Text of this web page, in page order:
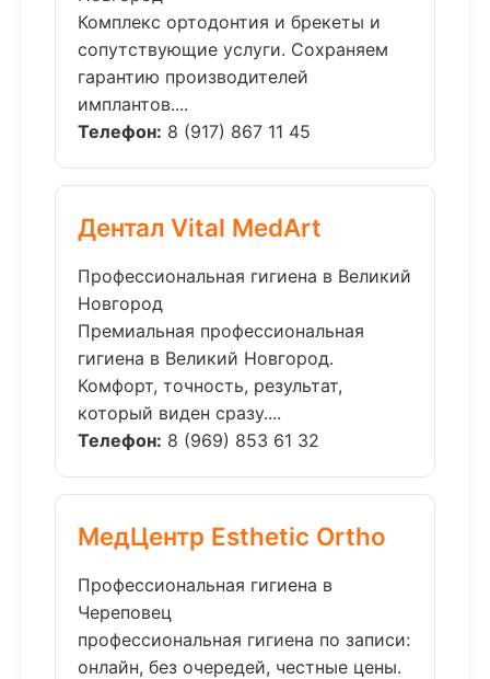
Комплекс ортодонтия и брекеты и
сопутствующие услуги. Сохраняем
гарантию производителей
имплантов....
Телефон: 8 (917) 867 11 45
Дентал Vital MedArt
Профессиональная гигиена в Великий
Новгород
Премиальная профессиональная
гигиена в Великий Новгород.
Комфорт, точность, результат,
который виден сразу....
Телефон: 8 (969) 853 61 32
МедЦентр Esthetic Ortho
Профессиональная гигиена в
Череповец
профессиональная гигиена по записи:
онлайн, без очередей, честные цены.